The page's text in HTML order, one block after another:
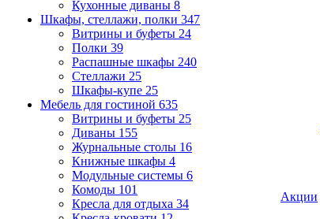
Кухонные диваны 8
Шкафы, стеллажи, полки 347
Витрины и буфеты 24
Полки 39
Распашные шкафы 240
Стеллажи 25
Шкафы-купе 25
Мебель для гостиной 635
Витрины и буфеты 25
Диваны 155
Журнальные столы 16
Книжные шкафы 4
Модульные системы 6
Комоды 101
Кресла для отдыха 34
Акции